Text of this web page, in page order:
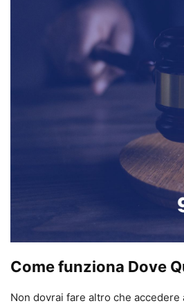
Come funziona Dove
Non dovrai fare altro che